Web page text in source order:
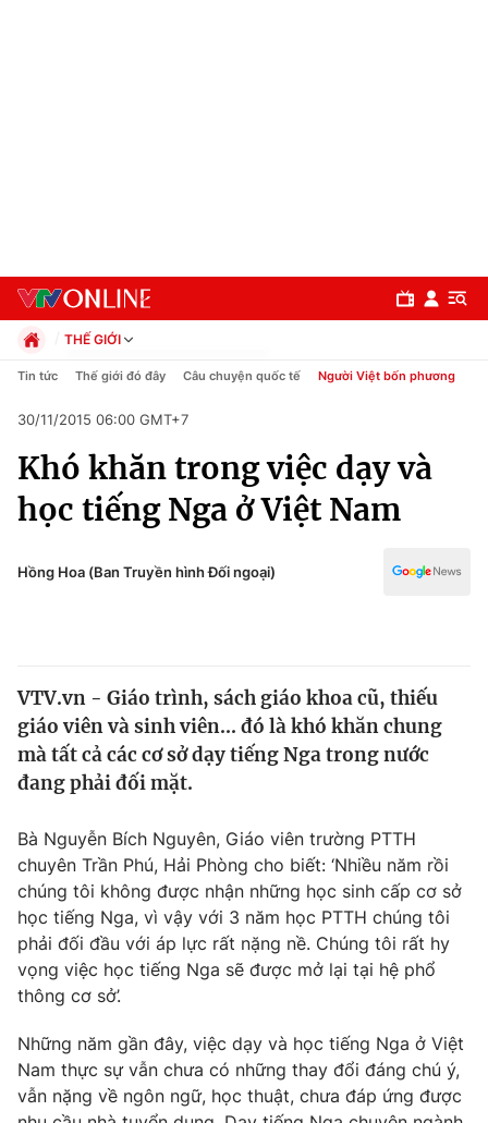
Chuyên mục
Chính trị
Thế giới
Tin tức
Thế giới đó đây
Câu chuyện quốc tế
Tài chính
Thị trường
Góc doanh nghiệp
Dữ liệu và đời sống
Truyền hình
Phim VTV
Nhân vật
Khán giả
Giải trí
Điện ảnh
Âm nhạc
Đời sống
Du lịch
THẾ GIỚI
Chính trị
Pháp luật
Kinh tế
Thể thao
Truyền hình
Y tế
Tin tức Thế giới đó đây Câu chuyện quốc tế Người Việt bốn phương
30/11/2015 06:00 GMT+7
Khó khăn trong việc dạy và
học tiếng Nga ở Việt Nam
Hồng Hoa (Ban Truyền hình Đối ngoại)
VTV.vn - Giáo trình, sách giáo khoa cũ, thiếu
giáo viên và sinh viên... đó là khó khăn chung
mà tất cả các cơ sở dạy tiếng Nga trong nước
đang phải đối mặt.
Bà Nguyễn Bích Nguyên, Giáo viên trường PTTH
chuyên Trần Phú, Hải Phòng cho biết: ‘Nhiều năm rồi
chúng tôi không được nhận những học sinh cấp cơ sở
học tiếng Nga, vì vậy với 3 năm học PTTH chúng tôi
phải đối đầu với áp lực rất nặng nề. Chúng tôi rất hy
vọng việc học tiếng Nga sẽ được mở lại tại hệ phổ
thông cơ sở’.
Những năm gần đây, việc dạy và học tiếng Nga ở Việt
Nam thực sự vẫn chưa có những thay đổi đáng chú ý,
vẫn nặng về ngôn ngữ, học thuật, chưa đáp ứng được